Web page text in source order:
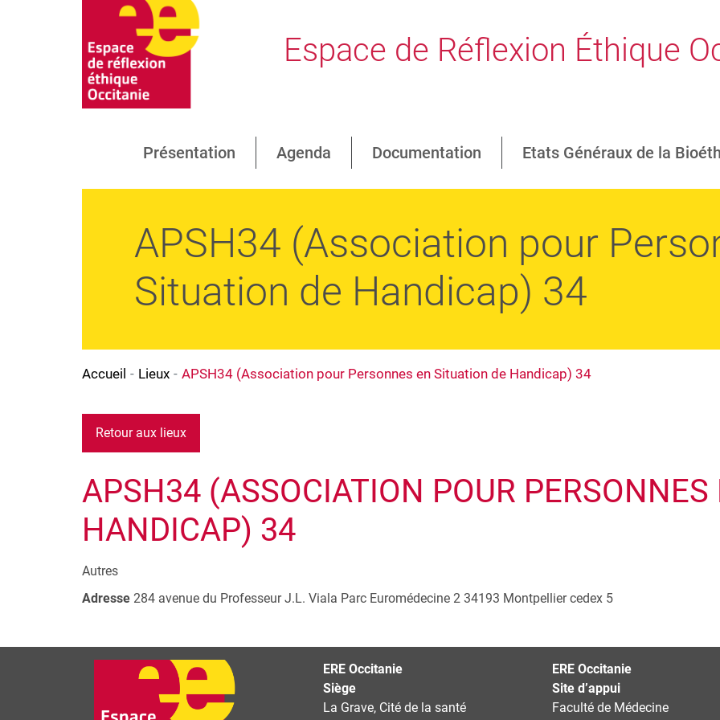
Espace de Réflexion Éthique
Présentation Agenda Documentation Etats Généraux de la
APSH34 (Association pour
Situation de Handicap) 34
Accueil Lieux APSH34 (Association pour Personnes en Situation de Handicap) 34
Retour aux lieux
APSH34 (ASSOCIATION POUR
HANDICAP) 34
Autres
Adresse 284 avenue du Professeur J.L. Viala Parc Euromédecine 2 34193 Montpellier cedex 5
+
−
ERE Occitanie
Siège
La Grave, Cité de la santé
ERE Occitanie
Site d’appui
Faculté de Médecine